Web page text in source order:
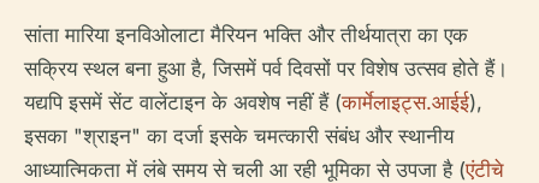
सांता मारिया इनविओलाटा मैरियन भक्ति और तीर्थयात्रा का एक
सक्रिय स्थल बना हुआ है, जिसमें पर्व दिवसों पर विशेष उत्सव होते हैं।
यद्यपि इसमें सेंट वालेंटाइन के अवशेष नहीं हैं (कार्मेलाइट्स.आईई),
इसका "श्राइन" का दर्जा इसके चमत्कारी संबंध और स्थानीय
आध्यात्मिकता में लंबे समय से चली आ रही भूमिका से उपजा है (एंटीचे